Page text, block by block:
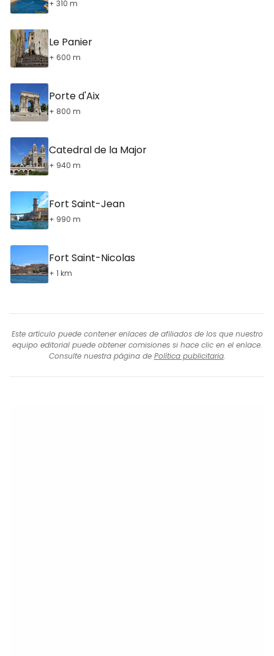
+ 310 m
Le Panier
+ 600 m
Porte d'Aix
+ 800 m
Catedral de la Major
+ 940 m
Fort Saint-Jean
+ 990 m
Fort Saint-Nicolas
+ 1 km
Este artículo puede contener enlaces de afiliados de los que nuestro
equipo editorial puede obtener comisiones si hace clic en el enlace.
Consulte nuestra página de Política publicitaria.